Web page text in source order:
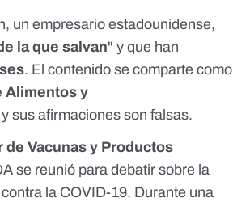
, un empresario estadounidense,
la que salvan" y que han
. El contenido se comparte como
Alimentos y
sus afirmaciones son falsas.
de Vacunas y Productos
se reunió para debatir sobre la
la COVID-19. Durante una